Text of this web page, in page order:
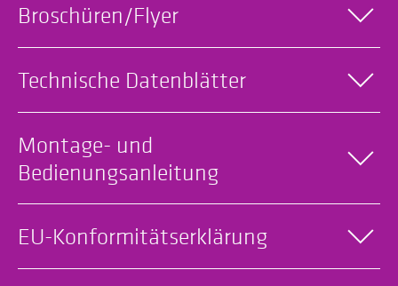
Broschüren/Flyer
Technische Datenblätter
Montage- und
Bedienungsanleitung
EU-Konformitätserklärung